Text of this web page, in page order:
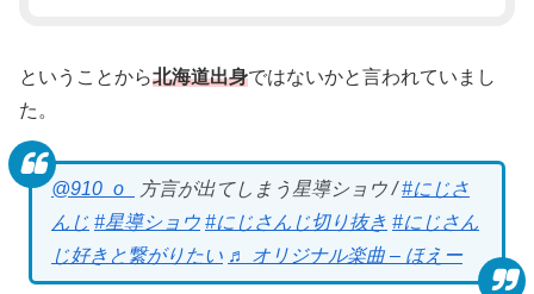
ということから北海道出身ではないかと言われていまし
た。
@910_o_ 方言が出てしまう星導ショウ /#にじさ
んじ #星導ショウ #にじさんじ切り抜き #にじさん
じ好きと繋がりたい ♬ オリジナル楽曲 – ほえー